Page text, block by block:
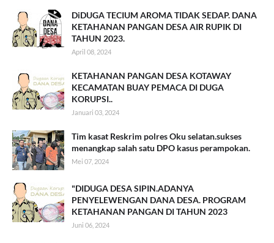
DiDUGA TECIUM AROMA TIDAK SEDAP. DANA
KETAHANAN PANGAN DESA AIR RUPIK DI
TAHUN 2023.
April 08, 2024
KETAHANAN PANGAN DESA KOTAWAY
KECAMATAN BUAY PEMACA DI DUGA
KORUPSI..
Januari 03, 2024
Tim kasat Reskrim polres Oku selatan.sukses
menangkap salah satu DPO kasus perampokan.
Mei 07, 2024
"DIDUGA DESA SIPIN.ADANYA
PENYELEWENGAN DANA DESA. PROGRAM
KETAHANAN PANGAN DI TAHUN 2023
Juni 06, 2024